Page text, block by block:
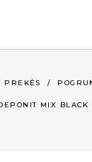
PREKĖS /
MIX BLACK